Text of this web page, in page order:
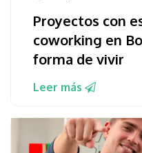
Proyectos con
coworking en
forma de vivir
Leer más